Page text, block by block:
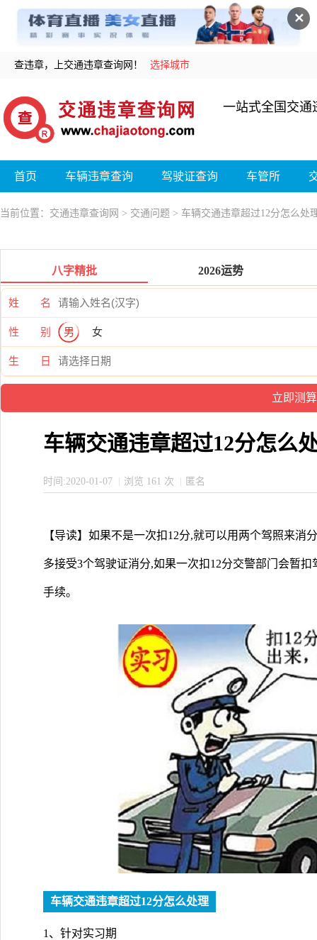
✕
查违章，上交通违章查询网！ 选择城市
一站式全国交通
首页 车辆违章查询 驾驶证查询 车管所
当前位置： 交通违章查询网 > 交通问题 > 车辆交通违章超过12分怎么处
八字精批 2026运势
姓 名
性 别 男 女
生 日
车辆交通违章超过12分怎么
时间:2020-01-07 浏览 161 次 匿名
【导读】如果不是一次扣12分,就可以用两个驾照来消
多接受3个驾驶证消分,如果一次扣12分交警部门会暂
手续。
车辆交通违章超过12分怎么处理
1、针对实习期